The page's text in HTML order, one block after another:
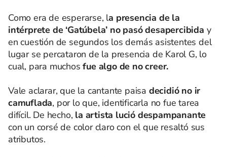
Como era de esperarse, la presencia de la
intérprete de ‘Gatúbela’ no pasó desapercibida y
en cuestión de segundos los demás asistentes del
lugar se percataron de la presencia de Karol G, lo
cual, para muchosfue algo de no creer.
Vale aclarar, que la cantante paisa decidió no ir
camuflada, por lo que, identificarla no fue tarea
difícil. De hecho, la artista lució despampanante
con un corsé de color claro con el que resaltó sus
atributos.